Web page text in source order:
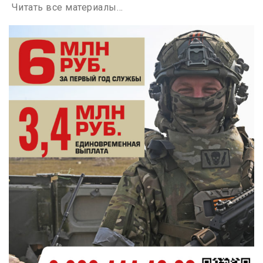
Читать все материалы…